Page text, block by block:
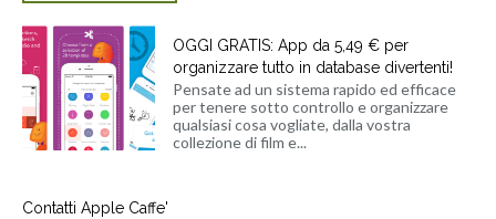
OGGI GRATIS: App da 5,49 € per
organizzare tutto in database divertenti!
Pensate ad un sistema rapido ed efficace
per tenere sotto controllo e organizzare
qualsiasi cosa vogliate, dalla vostra
collezione di film e...
Contatti Apple Caffe'